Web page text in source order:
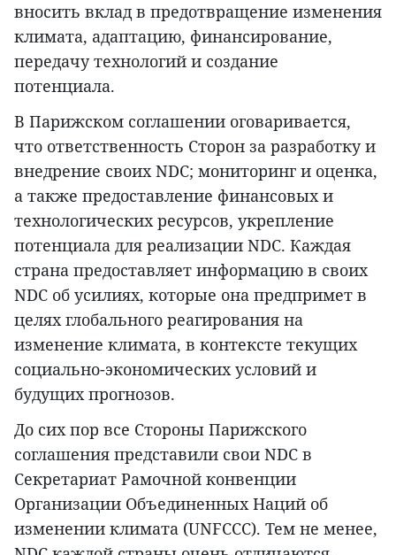
вносить вклад в предотвращение изменения
климата, адаптацию, финансирование,
передачу технологий и создание
потенциала.
В Парижском соглашении оговаривается,
что ответственность Сторон за разработку и
внедрение своих NDC; мониторинг и оценка,
а также предоставление финансовых и
технологических ресурсов, укрепление
потенциала для реализации NDC. Каждая
страна предоставляет информацию в своих
NDC об усилиях, которые она предпримет в
целях глобального реагирования на
изменение климата, в контексте текущих
социально-экономических условий и
будущих прогнозов.
До сих пор все Стороны Парижского
соглашения представили свои NDC в
Секретариат Рамочной конвенции
Организации Объединенных Наций об
изменении климата (UNFCCC). Тем не менее,